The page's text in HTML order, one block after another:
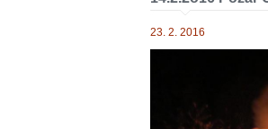
23. 2. 2016